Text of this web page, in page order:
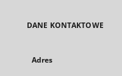
DANE KONTAKTOWE
Adres